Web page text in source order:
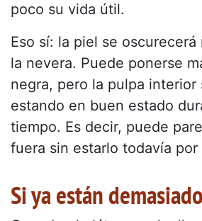
poco su vida útil.
Eso sí: la piel se
la nevera. Puede ponerse
negra, pero la pulpa interior
estando en buen estado
tiempo. Es decir, puede
fuera sin estarlo todavía por
Si ya están